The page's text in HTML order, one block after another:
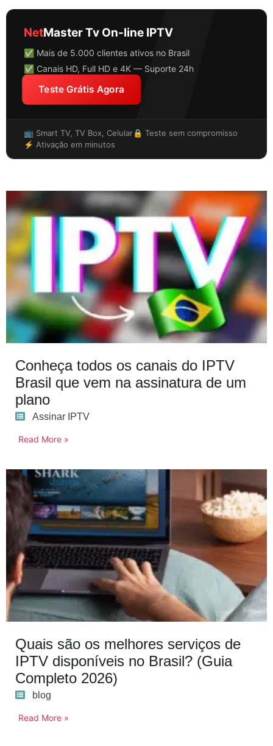
NetMaster Tv On-line IPTV
✅ Mais de 5.000 clientes ativos no Brasil
✅ Canais HD, Full HD e 4K — Suporte 24h
Teste Grátis Agora
📺 Smart TV, TV Box, Celular🔒 Teste sem compromisso
⚡ Ativação em minutos
Conheça todos os canais do IPTV
Brasil que vem na assinatura de um
plano
Assinar IPTV
Read More »
Quais são os melhores serviços de
IPTV disponíveis no Brasil? (Guia
Completo 2026)
blog
Read More »